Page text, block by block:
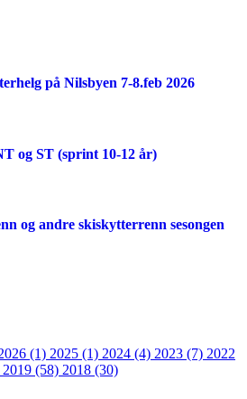
på Nilsbyen 7-8.feb 2026
og ST (sprint 10-12 år)
og andre skiskytterrenn sesongen
(1) 2025 (1) 2024 (4) 2023 (7) 2022
2019 (58) 2018 (30)